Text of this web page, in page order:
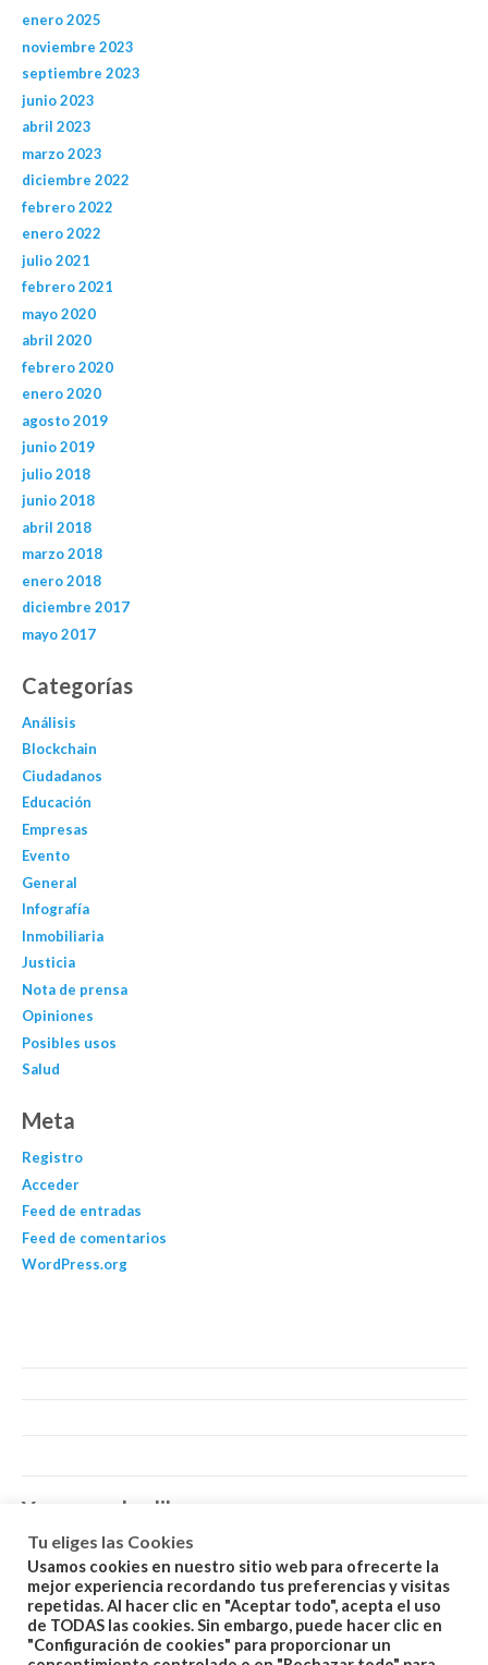
enero 2025
noviembre 2023
septiembre 2023
junio 2023
abril 2023
marzo 2023
diciembre 2022
febrero 2022
enero 2022
julio 2021
febrero 2021
mayo 2020
abril 2020
febrero 2020
enero 2020
agosto 2019
junio 2019
julio 2018
junio 2018
abril 2018
marzo 2018
enero 2018
diciembre 2017
mayo 2017
Categorías
Análisis
Blockchain
Ciudadanos
Educación
Empresas
Evento
General
Infografía
Inmobiliaria
Justicia
Nota de prensa
Opiniones
Posibles usos
Salud
Meta
Registro
Acceder
Feed de entradas
Feed de comentarios
WordPress.org
You may also like…
Tu eliges las Cookies
Usamos cookies en nuestro sitio web para ofrecerte la
mejor experiencia recordando tus preferencias y visitas
repetidas. Al hacer clic en "Aceptar todo", acepta el uso
de TODAS las cookies. Sin embargo, puede hacer clic en
"Configuración de cookies" para proporcionar un